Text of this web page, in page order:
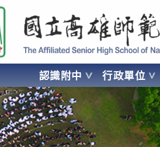
學附屬高級中學 Affiliated Senior High School
認識附中 行政單位
HIGH SCHOOL OF NATIONAL